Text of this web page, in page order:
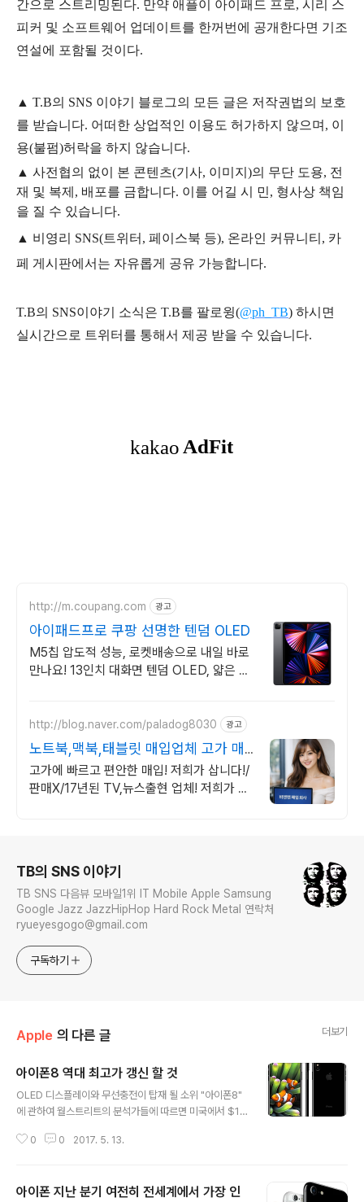
간으로 스트리밍된다. 만약 애플이 아이패드 프로, 시리 스
피커 및 소프트웨어 업데이트를 한꺼번에 공개한다면 기조
연설에 포함될 것이다.
▲ T.B의 SNS 이야기 블 로그의 모든 글은 저작권법의 보호
를 받습니다. 어떠한 상업적인 이용도 허가하지 않으며, 이
용(불펌)허락을 하지 않습니다.
▲ 사전협의 없이 본 콘텐츠(기사, 이미지)의 무단 도용, 전
재 및 복제, 배포를 금합니다. 이를 어길 시 민, 형사상 책임
을 질 수 있습니다.
▲ 비영리 SNS(트위터, 페이스북 등), 온라인 커뮤니티, 카
페 게시판에서는 자유롭게 공유 가능합니다.
T.B의 SNS이야기 소식은 T.B를 팔로윙(@ph_TB) 하시면
실시간으로 트위터를 통해서 제공 받을 수 있습니다.
http://m.coupang.com 광고
아이패드프로 쿠팡 선명한 텐덤 OLED
M5칩 압도적 성능, 로켓배송으로 내일 바로
만나요! 13인치 대화면 텐덤 OLED, 얇은 바
http://blog.naver.com/paladog8030 광고
노트북,맥북,태블릿 매입업체 고가 매
입 회사
고가에 빠르고 편안한 매입! 저희가 삽니다!/
판매X/17년된 TV,뉴스출현 업체! 저희가 고
TB의 SNS 이야기
TB SNS 다음뷰 모바일1위 IT Mobile Apple Samsung
Google Jazz JazzHipHop Hard Rock Metal 연락처
ryueyesgogo@gmail.com
구독하기
Apple 의 다른 글 더보기
아이폰8 역대 최고가 갱신 할 것
OLED 디스플레이와 무선충전이 탑재 될 소위 "아이폰8"
에 관하여 월스트리트의 분석가들에 따르면 미국에서 $1,
의 분석가 Simona Jankowski는 최근 보고서를 통해 루
다. 그녀는 아이폰7과 달리 아이폰8은 32GB가 출시되지
0 0 2017. 5. 13.
아이폰 지난 분기 여전히 전세계에서 가장 인